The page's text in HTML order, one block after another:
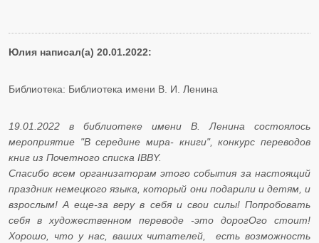
Юлия написал(а) 20.01.2022:
Библиотека: Библиотека имени В. И. Ленина
19.01.2022 в библиотеке имени В. Ленина состоялось
мероприятие "В середине мира- книги", конкурс переводов
книг из Почетного списка IBBY.
​​​​​​​Спасибо всем организаторам этого события за настоящий
праздник немецкого языка, который они подарили и детям, и
взрослым! А еще-за веру в себя и свои силы! Попробовать
себя в художественном переводе -это дорогОго стоит!
Хорошо, что у нас, ваших читателей, есть возможность